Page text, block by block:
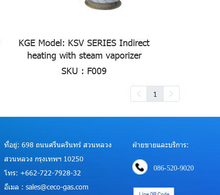
KGE Model: KSV SERIES Indirect
heating with steam vaporizer
SKU : F009
1
ที่อยู่: 698 ถนนศรีนครินทร์ สวนหลวง
สวนหลวง กรุงเทพฯ 10250
โทร: +662-722-7928-32
อีเมล : sales@ceco-gas.com
ฝ่ายขายและบริการ:
086-520-9020